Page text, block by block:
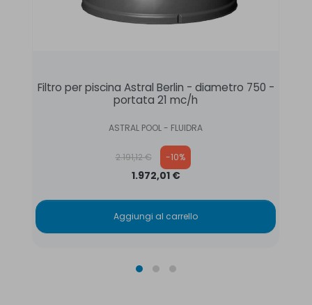
Filtro per piscina Astral Berlin - diametro 750 -
portata 21 mc/h
ASTRAL POOL - FLUIDRA
Prezzo base
2.191,12 € -10%
1.972,01 €
Aggiungi al carrello